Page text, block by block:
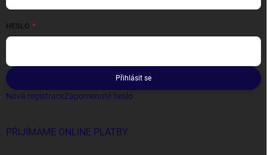
HESLO
Přihlásit se
Nová registraceZapomenuté heslo
PŘIJÍMÁME ONLINE PLATBY